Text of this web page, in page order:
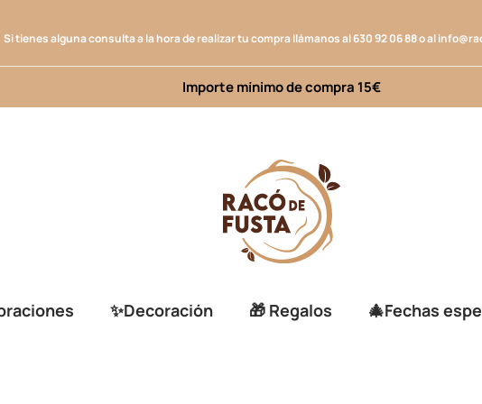
Si tienes alguna consulta a la hora de realizar tu compra llámanos al630 92 06 88o al
Importe mínimo de compra 15€
✨Decoración 🎁 Regalos 🎄Fechas